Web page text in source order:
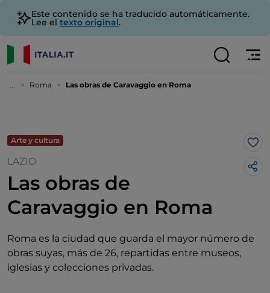
Este contenido se ha traducido automáticamente.
Lee el texto original.
... Roma Las obras de Caravaggio en Roma
Arte y cultura
LAZIO
Las obras de
Caravaggio en Roma
Roma es la ciudad que guarda el mayor número de
obras suyas, más de 26, repartidas entre museos,
iglesias y colecciones privadas.
Me